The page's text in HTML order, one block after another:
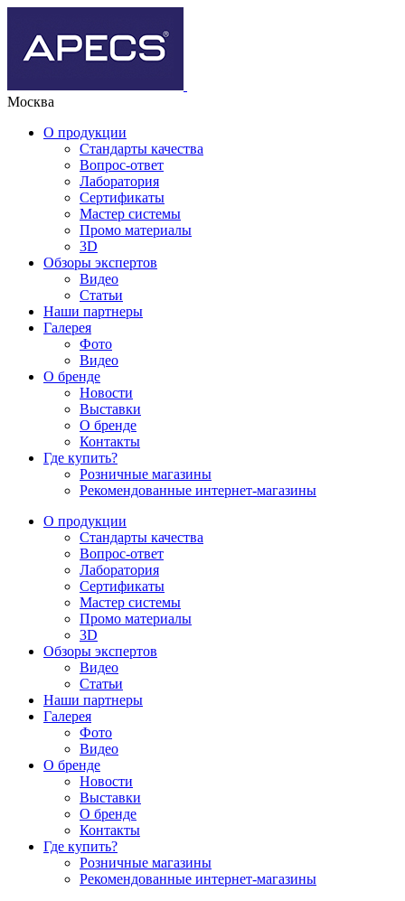
Москва
О продукции
Стандарты качества
Вопрос-ответ
Лаборатория
Сертификаты
Мастер системы
Промо материалы
3D
Обзоры экспертов
Видео
Статьи
Наши партнеры
Галерея
Фото
Видео
О бренде
Новости
Выставки
О бренде
Контакты
Где купить?
Розничные магазины
Рекомендованные интернет-магазины
О продукции
Стандарты качества
Вопрос-ответ
Лаборатория
Сертификаты
Мастер системы
Промо материалы
3D
Обзоры экспертов
Видео
Статьи
Наши партнеры
Галерея
Фото
Видео
О бренде
Новости
Выставки
О бренде
Контакты
Где купить?
Розничные магазины
Рекомендованные интернет-магазины